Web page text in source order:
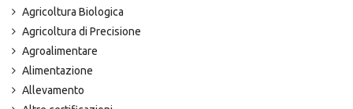
Agricoltura Biologica
Agricoltura di Precisione
Agroalimentare
Alimentazione
Allevamento